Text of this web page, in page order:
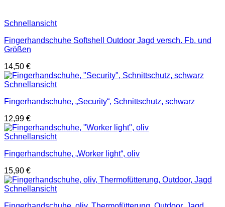
Schnellansicht
Fingerhandschuhe Softshell Outdoor Jagd versch. Fb. und
Größen
14,50 €
Schnellansicht
Fingerhandschuhe, „Security“, Schnittschutz, schwarz
12,99 €
Schnellansicht
Fingerhandschuhe, „Worker light“, oliv
15,90 €
Schnellansicht